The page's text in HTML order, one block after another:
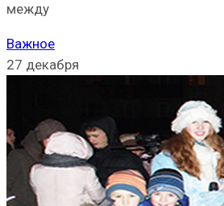
между
Важное
27 декабря